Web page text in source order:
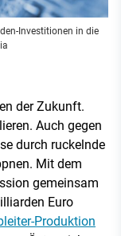
Investitionen in die
der Zukunft.
Auch gegen
durch ruckelnde
Mit dem
gemeinsam
Euro
Produktion